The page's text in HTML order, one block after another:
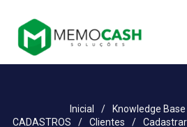
Inicial / Knowledge Base
CADASTROS
/ Clientes /